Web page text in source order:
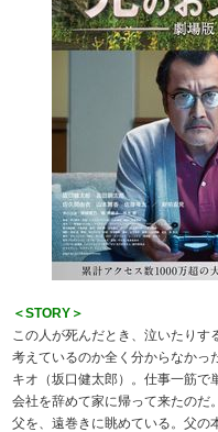
＜STORY＞
この人が死んだとき、泣いたり
考えているのか全く分からなかっ
キオ（坂口健太郎）。仕事一筋で
会社を辞めて家に帰って来たのだ
父を、遠巻きに眺めている。父の